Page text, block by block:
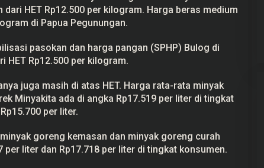
HET Rp12.500 per kilogram. Harga beras medium
di Papua Pegunungan.
pasokan dan harga pangan (SPHP) Bulog di
HET Rp12.500 per kilogram.
juga masih di atas HET. Harga rata-rata minyak
Minyakita ada di angka Rp17.519 per liter di tingkat
per liter.
goreng kemasan dan minyak goreng curah
liter dan Rp17.718 per liter di tingkat konsumen.